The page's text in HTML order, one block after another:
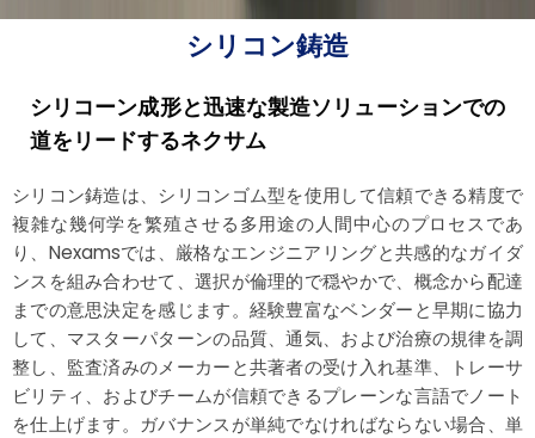
シリコン鋳造
シリコーン成形と迅速な製造ソリューションでの
道をリードするネクサム
シリコン鋳造は、シリコンゴム型を使用して信頼できる精度で
複雑な幾何学を繁殖させる多用途の人間中心のプロセスであ
り、Nexamsでは、厳格なエンジニアリングと共感的なガイダ
ンスを組み合わせて、選択が倫理的で穏やかで、概念から配達
までの意思決定を感じます。経験豊富なベンダーと早期に協力
して、マスターパターンの品質、通気、および治療の規律を調
整し、監査済みのメーカーと共著者の受け入れ基準、トレーサ
ビリティ、およびチームが信頼できるプレーンな言語でノート
を仕上げます。ガバナンスが単純でなければならない場合、単